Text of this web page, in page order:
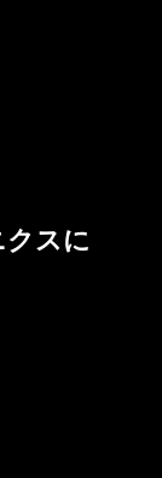
スに